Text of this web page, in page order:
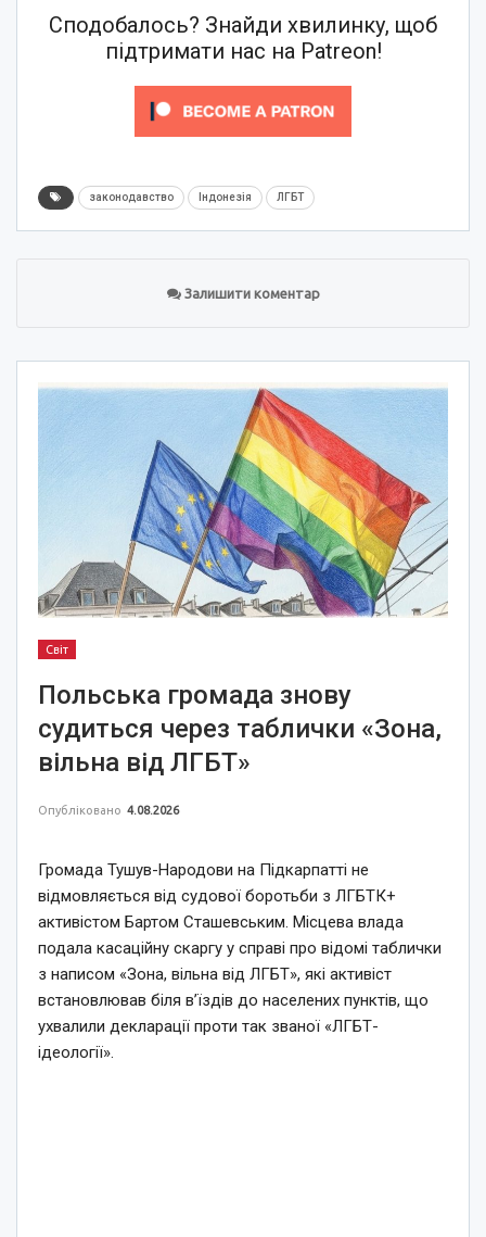
Сподобалось? Знайди хвилинку, щоб
підтримати нас на Patreon!
законодавство Індонезія ЛГБТ
Залишити коментар
Світ
Польська громада знову
судиться через таблички «Зона,
вільна від ЛГБТ»
Опубліковано 4.08.2026
Громада Тушув-Народови на Підкарпатті не
відмовляється від судової боротьби з ЛГБТК+
активістом Бартом Сташевським. Місцева влада
подала касаційну скаргу у справі про відомі таблички
з написом «Зона, вільна від ЛГБТ», які активіст
встановлював біля в’їздів до населених пунктів, що
ухвалили декларації проти так званої «ЛГБТ-
ідеології».